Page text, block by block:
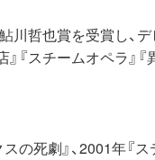
哲也賞を受賞し、
スチームオペラ』『
死劇』、2001年『